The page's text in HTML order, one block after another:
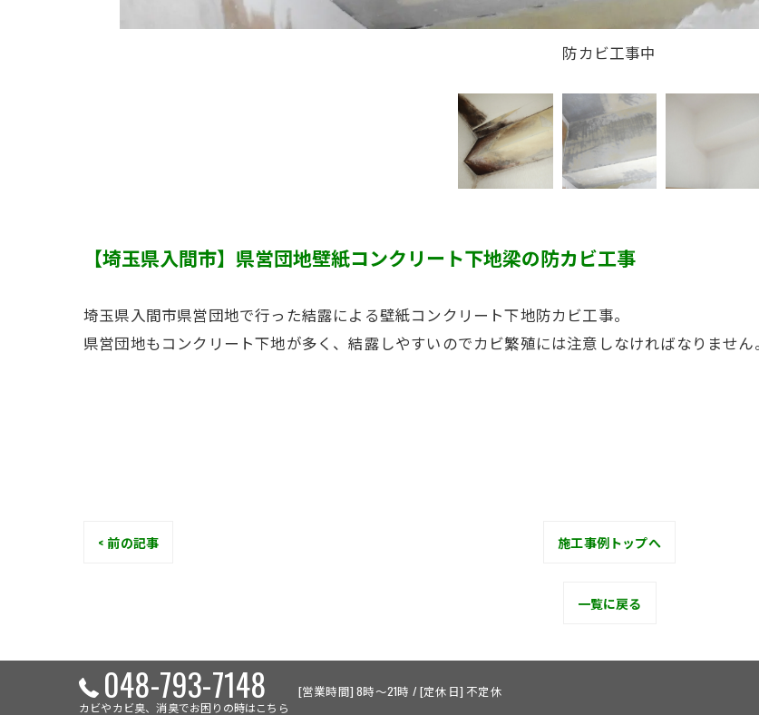
防カビ工事中
施工後(壁紙仕上げ)
【埼玉県入間市】県営団地壁紙コンクリート下地梁の防カビ工事
埼玉県入間市県営団地で行った結露による壁紙コンクリート下地防カビ工事。
県営団地もコンクリート下地が多く、結露しやすいのでカビ繁殖には注意しなければなりません。
< 前の記事 施工事例トップへ
一覧に戻る
048-793-7148
カビやカビ臭、消臭でお困りの時はこちら
[営業時間] 8時～21時 / [定休日] 不定休